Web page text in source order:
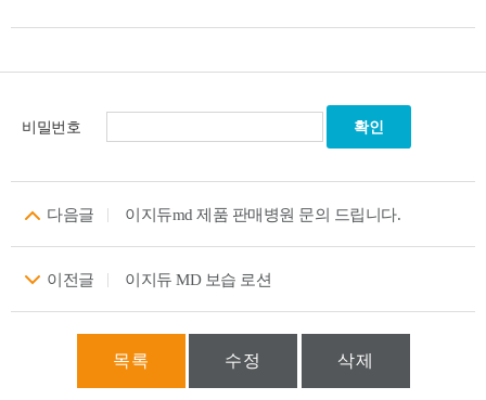
비밀번호
다음글 이지듀md 제품 판매병원 문의 드립니다.
이전글 이지듀 MD 보습 로션
목록 수정 삭제